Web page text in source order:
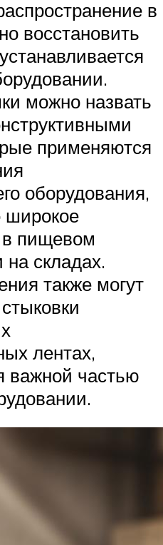
в
восстановить
можно назвать
применяются
оборудования,
широкое
в пищевом
на складах.
также могут
лентах,
важной частью